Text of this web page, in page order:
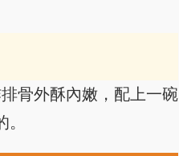
骨外酥內嫩，配上一碗